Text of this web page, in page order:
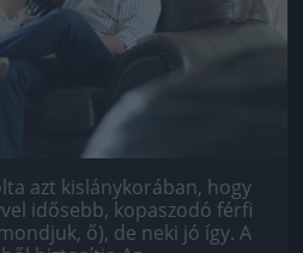
azt kislánykorában, hogy
idősebb, kopaszodó férfi
ő), de neki jó így. A